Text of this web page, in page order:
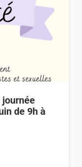
journée
de 9h à